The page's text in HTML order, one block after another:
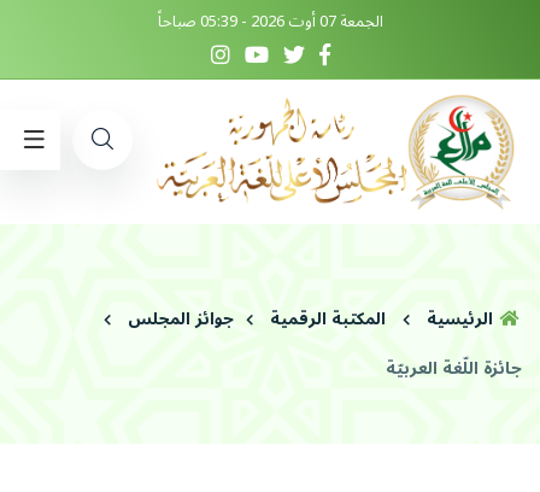
الجمعة 07 أوت 2026 - 05:39 صباحاً
الرئيسية المكتبة الرقمية
جوائز المجلس
جائزة اللّغة العربيّة